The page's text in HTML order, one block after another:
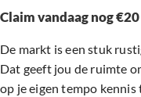
Claim vandaag nog
De markt is een stuk
Dat geeft jou de ruimte
op je eigen tempo